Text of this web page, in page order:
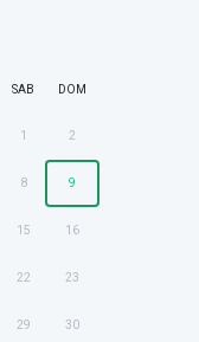
SAB DOM
1 2
8 9
15 16
22 23
29 30